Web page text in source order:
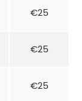
€25
€25
€25